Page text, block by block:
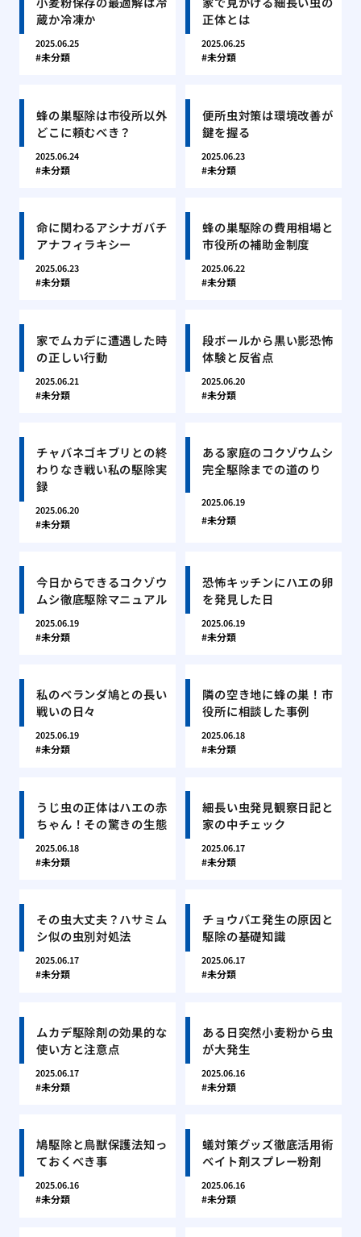
蔵か冷凍か
2025.06.25
未分類
正体とは
2025.06.25
未分類
蜂の巣駆除は市役所以外
どこに頼むべき？
2025.06.24
未分類
便所虫対策は環境改善が
鍵を握る
2025.06.23
未分類
命に関わるアシナガバチ
アナフィラキシー
2025.06.23
未分類
蜂の巣駆除の費用相場と
市役所の補助金制度
2025.06.22
未分類
家でムカデに遭遇した時
の正しい行動
2025.06.21
未分類
段ボールから黒い影恐怖
体験と反省点
2025.06.20
未分類
チャバネゴキブリとの終
わりなき戦い私の駆除実
録
2025.06.20
未分類
ある家庭のコクゾウムシ
完全駆除までの道のり
2025.06.19
未分類
今日からできるコクゾウ
ムシ徹底駆除マニュアル
2025.06.19
未分類
恐怖キッチンにハエの卵
を発見した日
2025.06.19
未分類
私のベランダ鳩との長い
戦いの日々
2025.06.19
未分類
隣の空き地に蜂の巣！市
役所に相談した事例
2025.06.18
未分類
うじ虫の正体はハエの赤
ちゃん！その驚きの生態
2025.06.18
未分類
細長い虫発見観察日記と
家の中チェック
2025.06.17
未分類
その虫大丈夫？ハサミム
シ似の虫別対処法
2025.06.17
未分類
チョウバエ発生の原因と
駆除の基礎知識
2025.06.17
未分類
ムカデ駆除剤の効果的な
使い方と注意点
2025.06.17
未分類
ある日突然小麦粉から虫
が大発生
2025.06.16
未分類
鳩駆除と鳥獣保護法知っ
ておくべき事
2025.06.16
未分類
蟻対策グッズ徹底活用術
ベイト剤スプレー粉剤
2025.06.16
未分類